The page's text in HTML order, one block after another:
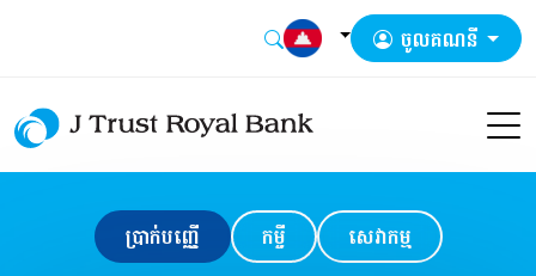
ចូលគណនី
ប្រាក់បញ្ញើ កម្ចី សេវាកម្ម